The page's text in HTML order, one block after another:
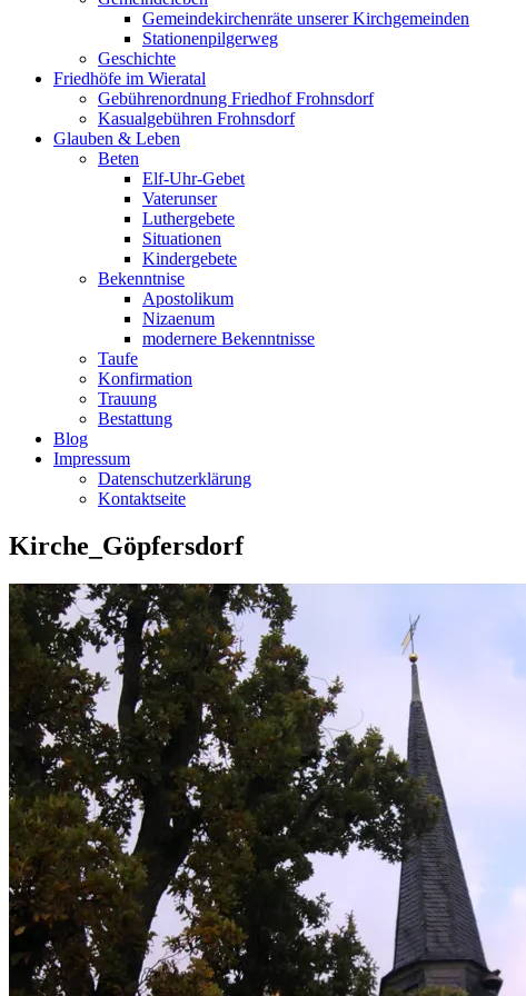
Gemeindekirchenräte unserer Kirchgemeinden
Stationenpilgerweg
Geschichte
Friedhöfe im Wieratal
Gebührenordnung Friedhof Frohnsdorf
Kasualgebühren Frohnsdorf
Glauben & Leben
Beten
Elf-Uhr-Gebet
Vaterunser
Luthergebete
Situationen
Kindergebete
Bekenntnise
Apostolikum
Nizaenum
modernere Bekenntnisse
Taufe
Konfirmation
Trauung
Bestattung
Blog
Impressum
Datenschutzerklärung
Kontaktseite
Kirche_Göpfersdorf